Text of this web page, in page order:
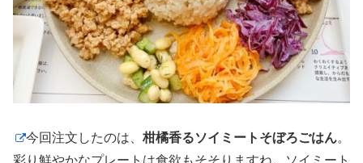
今回注文したのは、 柑橘香るソイミートそぼろごはん。
彩り鮮やかなプレートは食欲もそそりますね。ソイミート